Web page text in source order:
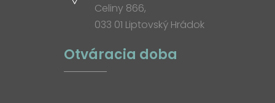
Celiny 866,
033 01 Liptovský Hrádok
Otváracia doba